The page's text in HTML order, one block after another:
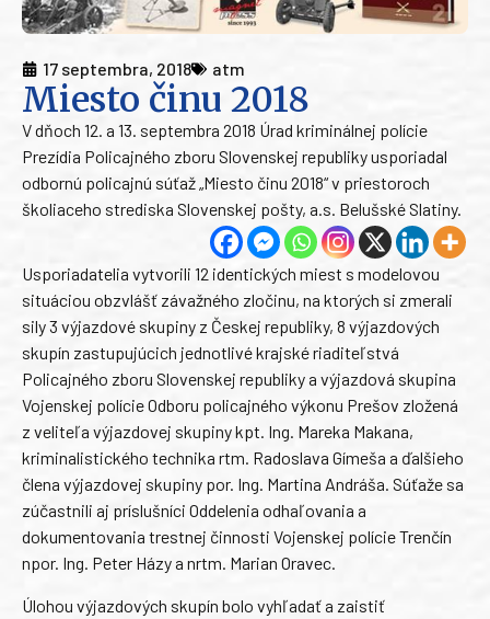
17 septembra, 2018 atm
Miesto činu 2018
V dňoch 12. a 13. septembra 2018 Úrad kriminálnej polície
Prezídia Policajného zboru Slovenskej republiky usporiadal
odbornú policajnú súťaž „Miesto činu 2018“ v priestoroch
školiaceho strediska Slovenskej pošty, a.s. Belušské Slatiny.
Usporiadatelia vytvorili 12 identických miest s modelovou
situáciou obzvlášť závažného zločinu, na ktorých si zmerali
sily 3 výjazdové skupiny z Českej republiky, 8 výjazdových
skupín zastupujúcich jednotlivé krajské riaditeľstvá
Policajného zboru Slovenskej republiky a výjazdová skupina
Vojenskej polície Odboru policajného výkonu Prešov zložená
z veliteľa výjazdovej skupiny kpt. Ing. Mareka Makana,
kriminalistického technika rtm. Radoslava Gímeša a ďalšieho
člena výjazdovej skupiny por. Ing. Martina Andráša. Súťaže sa
zúčastnili aj príslušníci Oddelenia odhaľovania a
dokumentovania trestnej činnosti Vojenskej polície Trenčín
npor. Ing. Peter Házy a nrtm. Marian Oravec.
Úlohou výjazdových skupín bolo vyhľadať a zaistiť